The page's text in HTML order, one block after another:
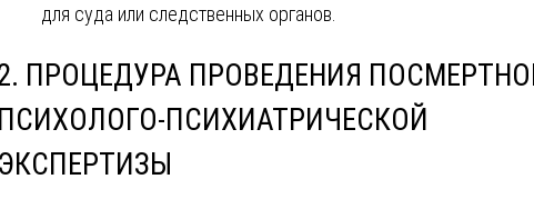
для суда или следственных органов.
ПРОЦЕДУРА ПРОВЕДЕНИЯ
ПСИХОЛОГО-ПСИХИАТРИЧЕСКОЙ
ЭКСПЕРТИЗЫ